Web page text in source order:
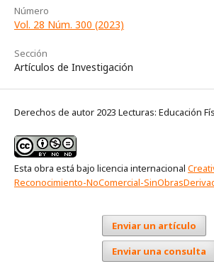
Número
Vol. 28 Núm. 300 (2023)
Sección
Artículos de Investigación
Derechos de autor 2023 Lecturas: Educación
Esta obra está bajo licencia internacional
Reconocimiento-NoComercial-
Enviar un artículo
Enviar una consulta